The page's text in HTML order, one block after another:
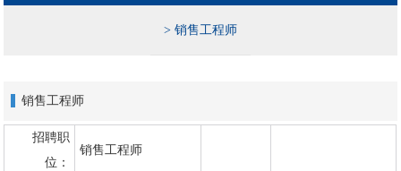
销售工程师
销售工程师
招聘职
位：
销售工程师